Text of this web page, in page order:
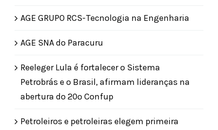
AGE GRUPO RCS-Tecnologia na Engenharia
AGE SNA do Paracuru
Reeleger Lula é fortalecer o Sistema
Petrobrás e o Brasil, afirmam lideranças na
abertura do 20º Confup
Petroleiros e petroleiras elegem primeira